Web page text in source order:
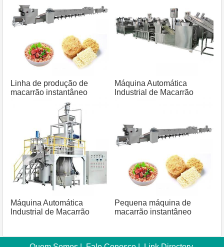
Linha de produção de
macarrão instantâneo
Máquina Automática
Industrial de Macarrão
Máquina Automática
Industrial de Macarrão
Pequena máquina de
macarrão instantâneo